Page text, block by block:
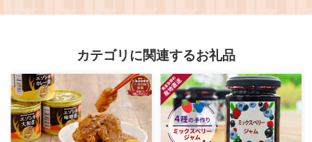
カテゴリに関連するお礼品